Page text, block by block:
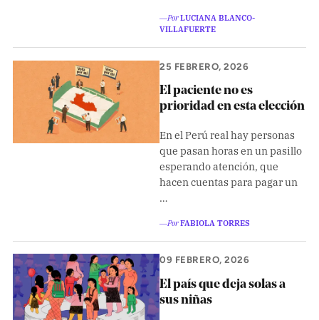
―PorLUCIANA BLANCO-
VILLAFUERTE
25 FEBRERO, 2026
El paciente no es
prioridad en esta elección
En el Perú real hay personas
que pasan horas en un pasillo
esperando atención, que
hacen cuentas para pagar un
…
―PorFABIOLA TORRES
09 FEBRERO, 2026
El país que deja solas a
sus niñas